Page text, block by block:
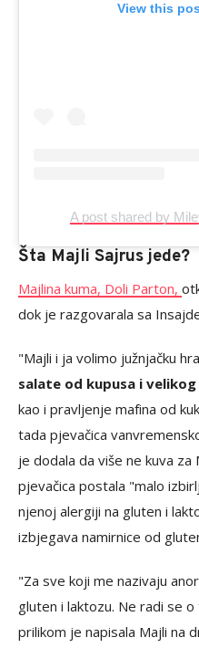
View this
A post shared by
Šta Majli Sajrus jede?
Majlina kuma, Doli Parton,
dok je razgovarala sa
"Majli i ja volimo južnjačku
salate od kupusa i
kao i pravljenje mafina od
tada pjevačica
je dodala da više ne kuva za
pjevačica postala "malo
njenoj alergiji na gluten i
izbjegava namirnice od
"Za sve koji me nazivaju
gluten i laktozu. Ne radi se
prilikom je napisala Majli na